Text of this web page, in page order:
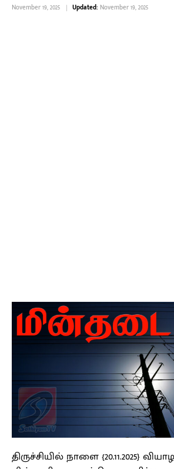
November 19, 2025 Updated: November 19, 2025
திருச்சியில் நாளை {20.11.2025}